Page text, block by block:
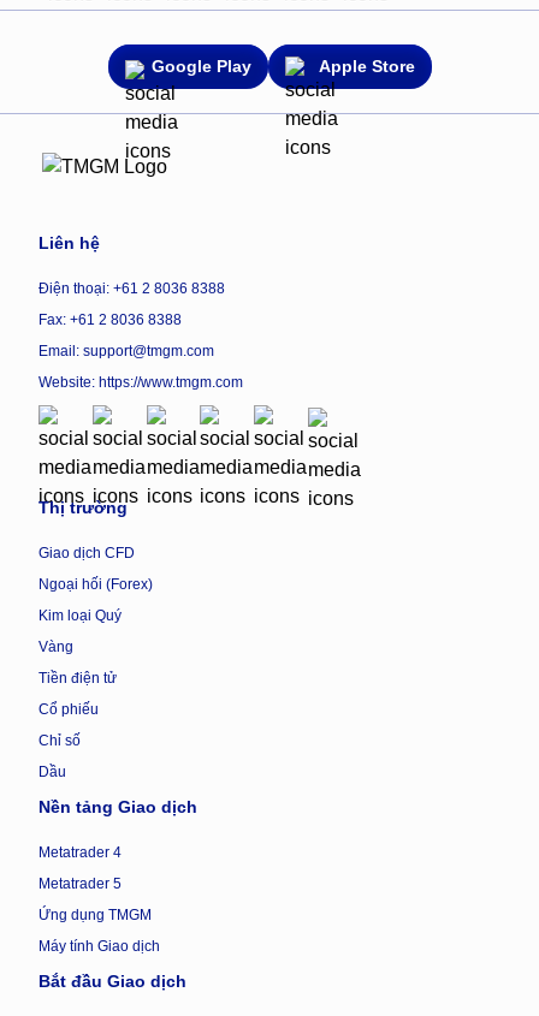
Google Play Apple Store
Liên hệ
Điện thoại: +61 2 8036 8388
Fax: +61 2 8036 8388
Email: support@tmgm.com
Website: https://www.tmgm.com
Thị trường
Giao dịch CFD
Ngoại hối (Forex)
Kim loại Quý
Vàng
Tiền điện tử
Cổ phiếu
Chỉ số
Dầu
Nền tảng Giao dịch
Metatrader 4
Metatrader 5
Ứng dụng TMGM
Máy tính Giao dịch
Bắt đầu Giao dịch